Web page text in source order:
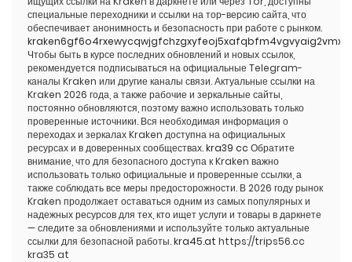
специальные переходники и ссылки на тор-версию сайта, что
обеспечивает анонимность и безопасность при работе с рынком.
Чтобы быть в курсе последних обновлений и новых ссылок,
рекомендуется подписываться на официальные Telegram-
каналы Kraken или другие каналы связи. Актуальные ссылки на
Kraken 2026 года, а также рабочие и зеркальные сайты,
постоянно обновляются, поэтому важно использовать только
проверенные источники. Вся необходимая информация о
переходах и зеркалах Kraken доступна на официальных
ресурсах и в доверенных сообществах.kra39 cc Обратите
внимание, что для безопасного доступа к Kraken важно
использовать только официальные и проверенные ссылки, а
также соблюдать все меры предосторожности. В 2026 году рынок
Kraken продолжает оставаться одним из самых популярных и
надежных ресурсов для тех, кто ищет услуги и товары в даркнете
— следите за обновлениями и используйте только актуальные
ссылки для безопасной работы.kra45.at https://trips56.cc
kra35 at